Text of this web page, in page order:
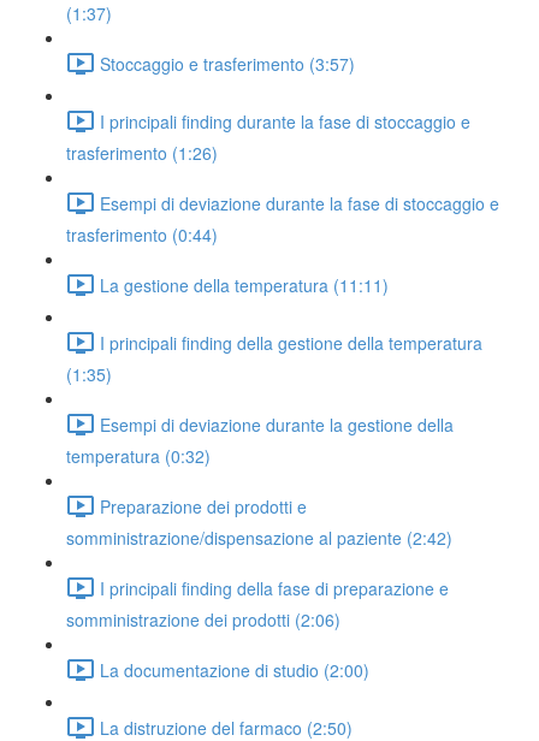
(1:37)
Stoccaggio e trasferimento (3:57)
I principali finding durante la fase di stoccaggio e
trasferimento (1:26)
Esempi di deviazione durante la fase di stoccaggio e
trasferimento (0:44)
La gestione della temperatura (11:11)
I principali finding della gestione della temperatura
(1:35)
Esempi di deviazione durante la gestione della
temperatura (0:32)
Preparazione dei prodotti e
somministrazione/dispensazione al paziente (2:42)
I principali finding della fase di preparazione e
somministrazione dei prodotti (2:06)
La documentazione di studio (2:00)
La distruzione del farmaco (2:50)